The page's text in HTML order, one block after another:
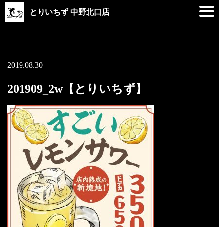
とりいちず 中野北口店
2019.08.30
201909_2w【とりいちず】